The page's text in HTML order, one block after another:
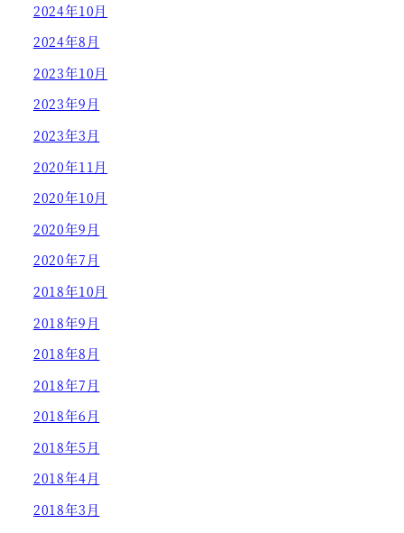
2024年10月
2024年8月
2023年10月
2023年9月
2023年3月
2020年11月
2020年10月
2020年9月
2020年7月
2018年10月
2018年9月
2018年8月
2018年7月
2018年6月
2018年5月
2018年4月
2018年3月